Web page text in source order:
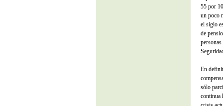
55 por
un poco
el siglo
de
personas
En
sólo
continua